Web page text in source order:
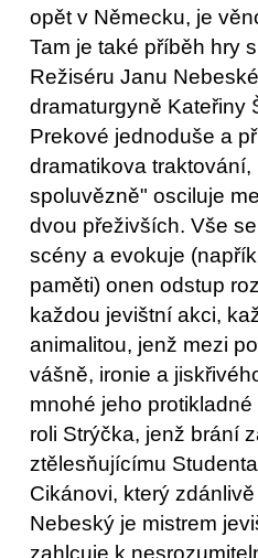
opět v Německu, je
Tam je také příběh hry
Režiséru Janu
dramaturgyně Kateřiny
Prekové jednoduše a
dramatikova
spoluvězně" osciluje
dvou přeživších. Vše
scény a evokuje
paměti) onen odstup
každou jevištní akci,
animalitou, jenž mezi
vášně, ironie a
mnohé jeho
roli Strýčka, jenž brání
ztělesňujícímu
Cikánovi, který
Nebeský je mistrem
zahlcuje k